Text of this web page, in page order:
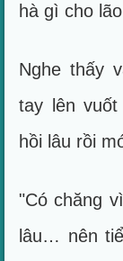
hà gì cho
Nghe thấy
tay lên
hồi lâu rồi
"Có chăng
lâu… nên